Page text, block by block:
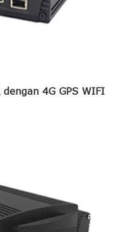
dengan 4G GPS WIFI